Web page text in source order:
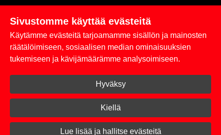
Linkit
Rekisteriseloste
Toimitus- ja maksuehdot
Kirjaudu sisään
© 2026 Taperoll
Sivustomme käyttää evästeitä
Käytämme evästeitä tarjoamamme sisällön ja mainosten
räätälöimiseen, sosiaalisen median ominaisuuksien
tukemiseen ja kävijämäärämme analysoimiseen.
Hyväksy
Kiellä
Lue lisää ja hallitse evästeitä